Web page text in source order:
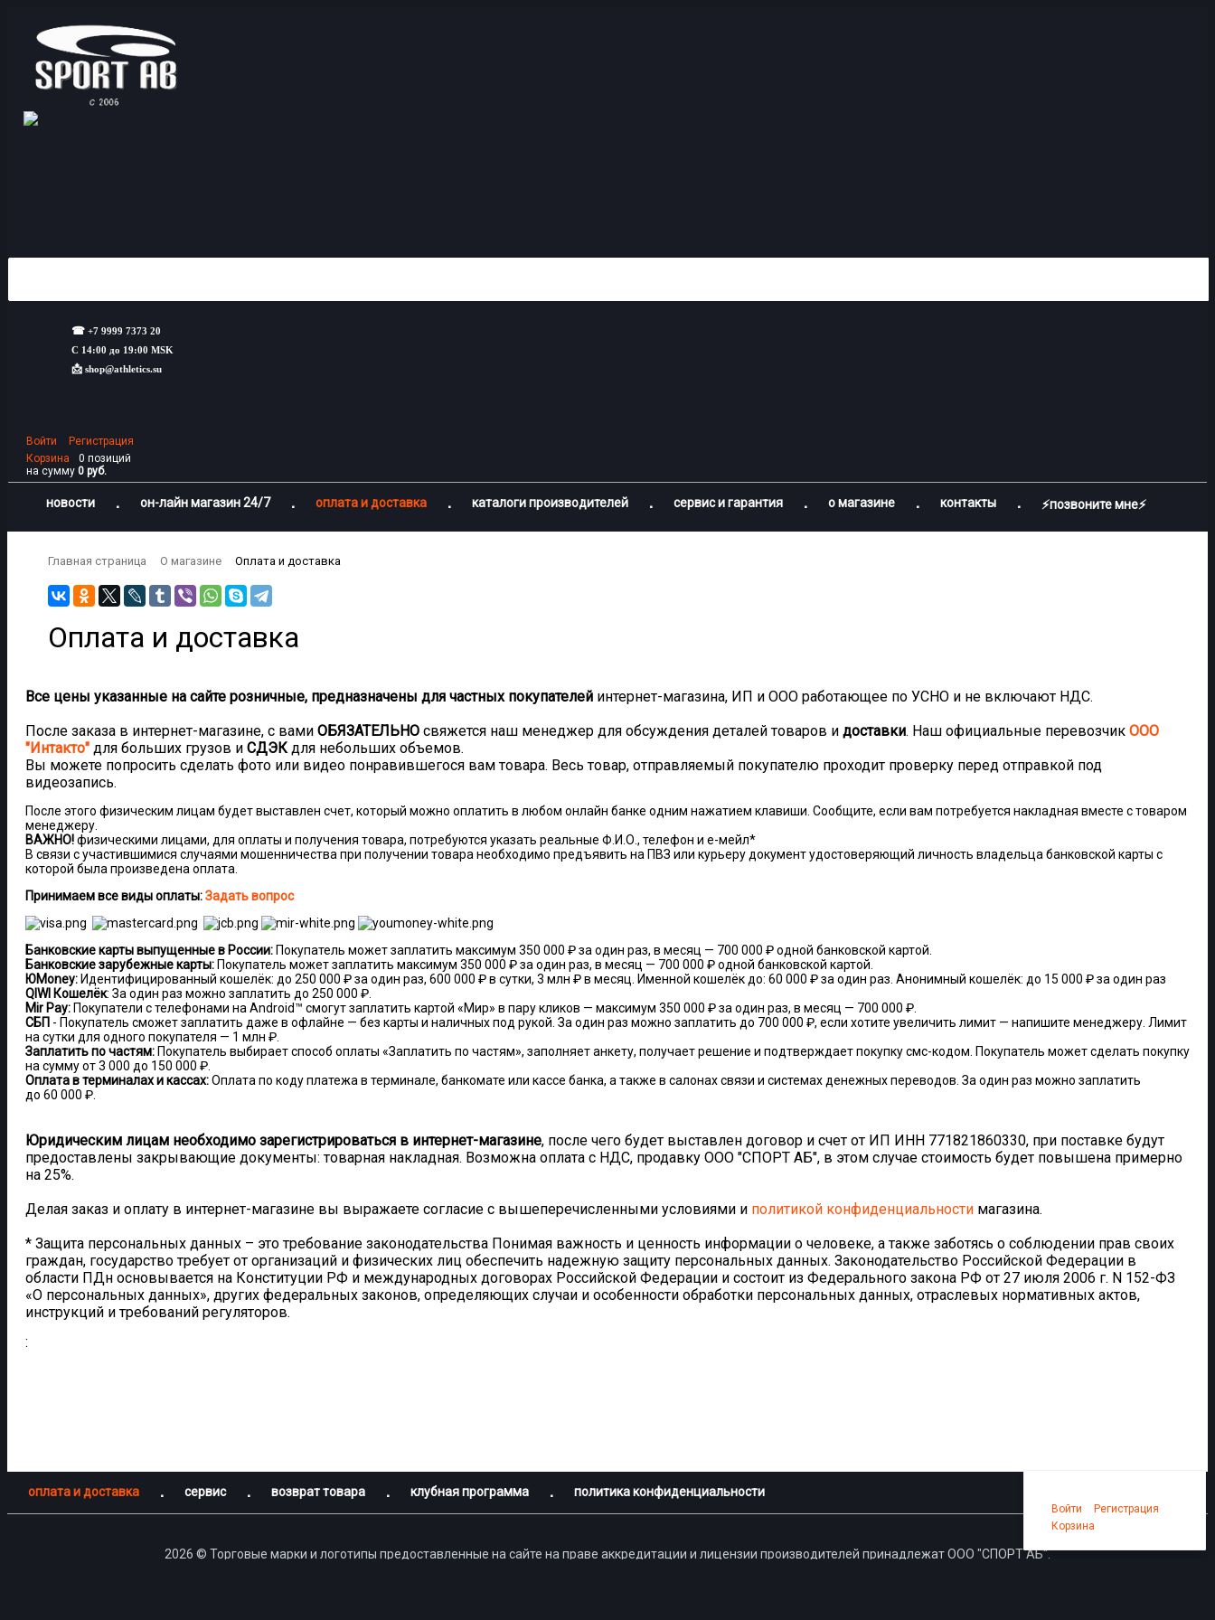
☎ +7 9999 7373 20
С 14:00 до 19:00 MSK
📩 shop@athletics.su
Войти
Регистрация
Корзина
0 позиций
на сумму 0 руб.
новости он-лайн магазин 24/7 оплата и доставка каталоги производителей сервис и гарантия о магазине контакты ⚡позвоните мне⚡
Главная страница O магазине Оплата и доставка
Оплата и доставка
Все цены указанные на сайте розничные, предназначены для частных покупателей интернет-магазина, ИП и ООО работающее по УСНО и не включают НДС.
После заказа в интернет-магазине, с вами ОБЯЗАТЕЛЬНО свяжется наш менеджер для обсуждения деталей товаров и доставки. Наш официальные перевозчик ООО
"Интакто" для больших грузов и СДЭК для небольших объемов.
Вы можете попросить сделать фото или видео понравившегося вам товара. Весь товар, отправляемый покупателю проходит проверку перед отправкой под
видеозапись.
После этого физическим лицам будет выставлен счет, который можно оплатить в любом онлайн банке одним нажатием клавиши. Сообщите, если вам потребуется накладная вместе с товаром
менеджеру.
ВАЖНО!физическими лицами, для оплаты и получения товара, потребуются указать реальные Ф.И.О., телефон и е-мейл*
В связи с участившимися случаями мошенничества при получении товара необходимо предъявить на ПВЗ или курьеру документ удостоверяющий личность владельца банковской карты с
которой была произведена оплата.
Принимаем все виды оплаты:Задать вопрос
Банковские карты выпущенные в России: Покупатель может заплатить максимум 350 000 ₽ за один раз, в месяц — 700 000 ₽ одной банковской картой.
Банковские зарубежные карты: Покупатель может заплатить максимум 350 000 ₽ за один раз, в месяц — 700 000 ₽ одной банковской картой.
ЮMoney: Идентифицированный кошелёк: до 250 000 ₽ за один раз, 600 000 ₽ в сутки, 3 млн ₽ в месяц. Именной кошелёк до: 60 000 ₽ за один раз. Анонимный кошелёк: до 15 000 ₽ за один раз
QIWI Кошелёк: За один раз можно заплатить до 250 000 ₽.
Mir Pay: Покупатели с телефонами на Android™ смогут заплатить картой «Мир» в пару кликов — максимум 350 000 ₽ за один раз, в месяц — 700 000 ₽.
СБП - Покупатель сможет заплатить даже в офлайне — без карты и наличных под рукой. За один раз можно заплатить до 700 000 ₽, если хотите увеличить лимит — напишите менеджеру. Лимит
на сутки для одного покупателя — 1 млн ₽.
Заплатить по частям: Покупатель выбирает способ оплаты «Заплатить по частям», заполняет анкету, получает решение и подтверждает покупку смс-кодом. Покупатель может сделать покупку
на сумму от 3 000 до 150 000 ₽.
Оплата в терминалах и кассах:Оплата по коду платежа в терминале, банкомате или кассе банка, а также в салонах связи и системах денежных переводов. За один раз можно заплатить
до 60 000 ₽.
Юридическим лицам необходимо зарегистрироваться в интернет-магазине, после чего будет выставлен договор и счет от ИП ИНН 771821860330, при поставке будут
предоставлены закрывающие документы: товарная накладная. Возможна оплата с НДС, продавку ООО "СПОРТ АБ", в этом случае стоимость будет повышена примерно
на 25%.
Делая заказ и оплату в интернет-магазине вы выражаете согласие с вышеперечисленными условиями и политикой конфиденциальности магазина.
* Защита персональных данных – это требование законодательства Понимая важность и ценность информации о человеке, а также заботясь о соблюдении прав своих
граждан, государство требует от организаций и физических лиц обеспечить надежную защиту персональных данных. Законодательство Российской Федерации в
области ПДн основывается на Конституции РФ и международных договорах Российской Федерации и состоит из Федерального закона РФ от 27 июля 2006 г. N 152-ФЗ
«О персональных данных», других федеральных законов, определяющих случаи и особенности обработки персональных данных, отраслевых нормативных актов,
инструкций и требований регуляторов.
:
оплата и доставка сервис возврат товара клубная программа политика конфиденциальности
2026 © Торговые марки и логотипы предоставленные на сайте на праве аккредитации и лицензии производителей принадлежат ООО "СПОРТ АБ".
Войти
Регистрация
Корзина